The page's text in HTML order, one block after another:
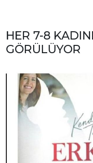
HER 7-8
GÖRÜLÜYOR